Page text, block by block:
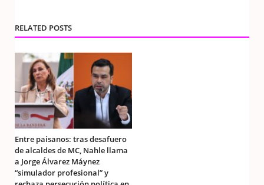
RELATED POSTS
Entre paisanos: tras desafuero
de alcaldes de MC, Nahle llama
a Jorge Álvarez Máynez
“simulador profesional” y